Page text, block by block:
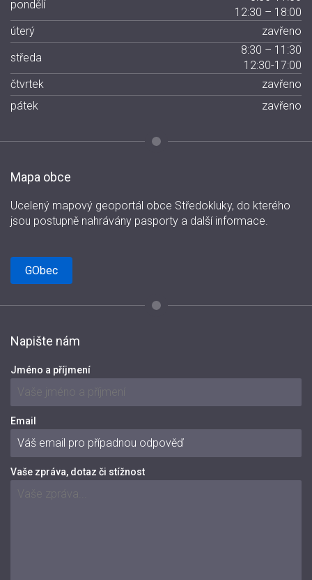
pondělí
12:30 – 18:00
úterý
zavřeno
středa
8:30 – 11:30
12:30-17:00
čtvrtek
zavřeno
pátek
zavřeno
Mapa obce
Ucelený mapový geoportál obce Středokluky, do kterého
jsou postupně nahrávány pasporty a další informace.
GObec
Napište nám
Jméno a příjmení
Email
Vaše zpráva, dotaz či stížnost